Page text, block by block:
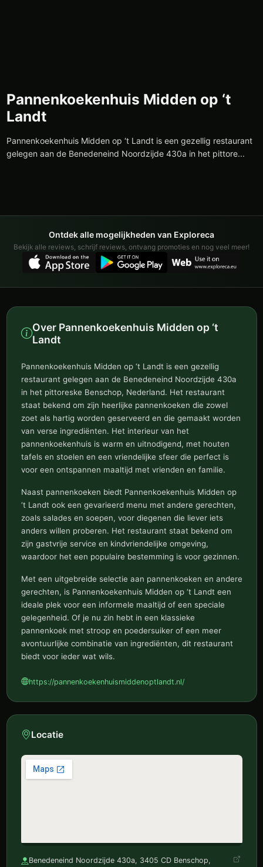
Pannenkoekenhuis Midden op ‘t
Landt
Pannenkoekenhuis Midden op ‘t Landt is een gezellig restaurant
gelegen aan de Benedeneind Noordzijde 430a in het pittore...
Ontdek alle mogelijkheden van Exploreca
Bekijk alle reviews, schrijf reviews, ontvang promoties en nog veel meer!
Over Pannenkoekenhuis Midden op ‘t
Landt
Pannenkoekenhuis Midden op ‘t Landt is een gezellig
restaurant gelegen aan de Benedeneind Noordzijde 430a
in het pittoreske Benschop, Nederland. Het restaurant
staat bekend om zijn heerlijke pannenkoeken die zowel
zoet als hartig worden geserveerd en die gemaakt worden
van verse ingrediënten. Het interieur van het
pannenkoekenhuis is warm en uitnodigend, met houten
tafels en stoelen en een vriendelijke sfeer die perfect is
voor een ontspannen maaltijd met vrienden en familie.
Naast pannenkoeken biedt Pannenkoekenhuis Midden op
‘t Landt ook een gevarieerd menu met andere gerechten,
zoals salades en soepen, voor diegenen die liever iets
anders willen proberen. Het restaurant staat bekend om
zijn gastvrije service en kindvriendelijke omgeving,
waardoor het een populaire bestemming is voor gezinnen.
Met een uitgebreide selectie aan pannenkoeken en andere
gerechten, is Pannenkoekenhuis Midden op ‘t Landt een
ideale plek voor een informele maaltijd of een speciale
gelegenheid. Of je nu zin hebt in een klassieke
pannenkoek met stroop en poedersuiker of een meer
avontuurlijke combinatie van ingrediënten, dit restaurant
biedt voor ieder wat wils.
https://pannenkoekenhuismiddenoptlandt.nl/
Locatie
Benedeneind Noordzijde 430a, 3405 CD Benschop,